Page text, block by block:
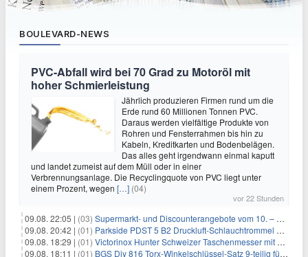
BOULEVARD-NEWS
PVC-Abfall wird bei 70 Grad zu Motoröl mit
hoher Schmierleistung
Jährlich produzieren Firmen rund um die
Erde rund 60 Millionen Tonnen PVC.
Daraus werden vielfältige Produkte von
Rohren und Fensterrahmen bis hin zu
Kabeln, Kreditkarten und Bodenbelägen.
Das alles geht irgendwann einmal kaputt
und landet zumeist auf dem Müll oder in einer
Verbrennungsanlage. Die Recyclingquote von PVC liegt unter
einem Prozent, wegen […] (04)
vor 22 Stunden
09.08. 22:05 | (03) Supermarkt- und Discounterangebote vom 10. – 15.08.2026
09.08. 20:42 | (01) Parkside PDST 5 B2 Druckluft-Schlauchtrommel mit 10 m Schlauch für 25,94€
09.08. 18:29 | (01) Victorinox Hunter Schweizer Taschenmesser mit 12 Funktionen für 43,99€
09.08. 18:11 | (01) BGS Diy 816 Torx-Winkelschlüssel-Satz 9-teilig für 6,45€